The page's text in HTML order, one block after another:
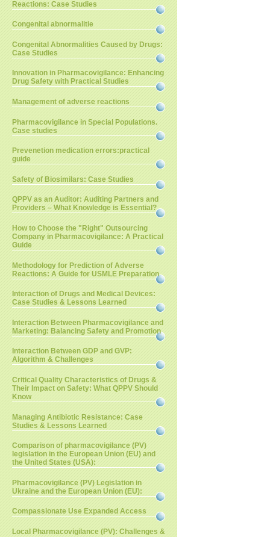
Reactions: Case Studies
Congenital abnormalitie
Congenital Abnormalities Caused by Drugs:
Case Studies
Innovation in Pharmacovigilance: Enhancing
Drug Safety with Practical Studies
Management of adverse reactions
Pharmacovigilance in Special Populations.
Case studies
Prevenetion medication errors:practical
guide
Safety of Biosimilars: Case Studies
QPPV as an Auditor: Auditing Partners and
Providers – What Knowledge is Essential?
How to Choose the "Right" Outsourcing
Company in Pharmacovigilance: A Practical
Guide
Methodology for Prediction of Adverse
Reactions: A Guide for USMLE Preparation
Interaction of Drugs and Medical Devices:
Case Studies & Lessons Learned
Interaction Between Pharmacovigilance and
Marketing: Balancing Safety and Promotion
Interaction Between GDP and GVP:
Algorithm & Challenges
Critical Quality Characteristics of Drugs &
Their Impact on Safety: What QPPV Should
Know
Managing Antibiotic Resistance: Case
Studies & Lessons Learned
Comparison of pharmacovigilance (PV)
legislation in the European Union (EU) and
the United States (USA):
Pharmacovigilance (PV) Legislation in
Ukraine and the European Union (EU):
Compassionate Use Expanded Access
Local Pharmacovigilance (PV): Challenges &